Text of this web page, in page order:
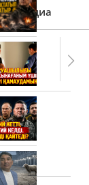
заңды
Соттағы